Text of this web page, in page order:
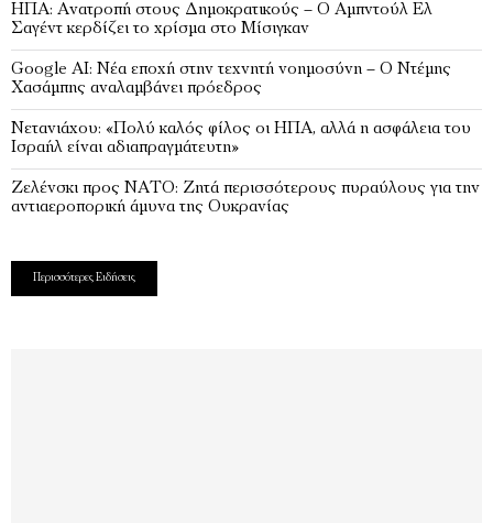
ΗΠΑ: Ανατροπή στους Δημοκρατικούς – Ο Αμπντούλ Ελ
Σαγέντ κερδίζει το χρίσμα στο Μίσιγκαν
Google AI: Νέα εποχή στην τεχνητή νοημοσύνη – Ο Ντέμης
Χασάμπης αναλαμβάνει πρόεδρος
Νετανιάχου: «Πολύ καλός φίλος οι ΗΠΑ, αλλά η ασφάλεια του
Ισραήλ είναι αδιαπραγμάτευτη»
Ζελένσκι προς ΝΑΤΟ: Ζητά περισσότερους πυραύλους για την
αντιαεροπορική άμυνα της Ουκρανίας
Περισσότερες Ειδήσεις